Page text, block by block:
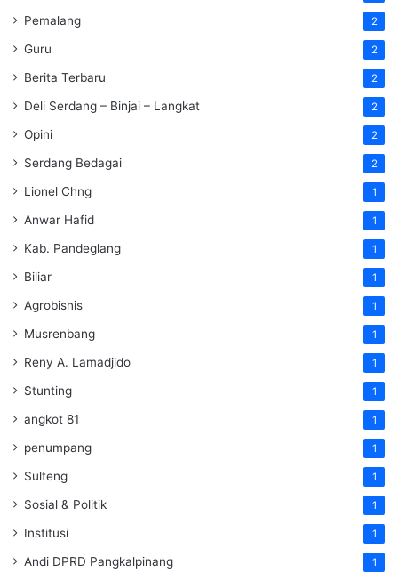
Pemalang 2
Guru 2
Berita Terbaru 2
Deli Serdang – Binjai – Langkat 2
Opini 2
Serdang Bedagai 2
Lionel Chng 1
Anwar Hafid 1
Kab. Pandeglang 1
Biliar 1
Agrobisnis 1
Musrenbang 1
Reny A. Lamadjido 1
Stunting 1
angkot 81 1
penumpang 1
Sulteng 1
Sosial & Politik 1
Institusi 1
Andi DPRD Pangkalpinang 1